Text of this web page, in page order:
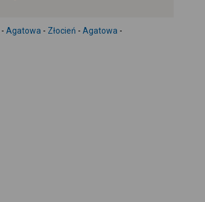
- Agatowa - Złocień - Agatowa -